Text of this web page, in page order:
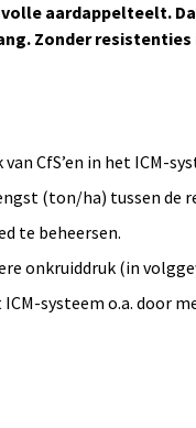
is meerjarig
aardappelteelt.
Zonder resistenties
CfS’en in het ICM-
(ton/ha) tussen de
te beheersen.
onkruiddruk (in
systeem o.a. door